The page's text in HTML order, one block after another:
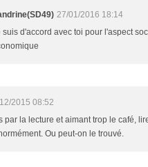
27/01/2016 18:14
suis d'accord avec toi pour l'aspect
2015 08:52
par la lecture et aimant trop le café,
Ou peut-on le trouvé.